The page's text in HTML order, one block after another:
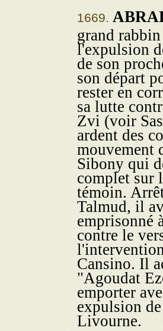
grand
l'expulsion
de son
son départ
rester en
sa lutte
Zvi (voir
ardent des
mouvement
Sibony qui
complet sur
témoin.
Talmud, il
emprisonné
contre le
Cansino. Il
"Agoudat
emporter
expulsion
Livourne.